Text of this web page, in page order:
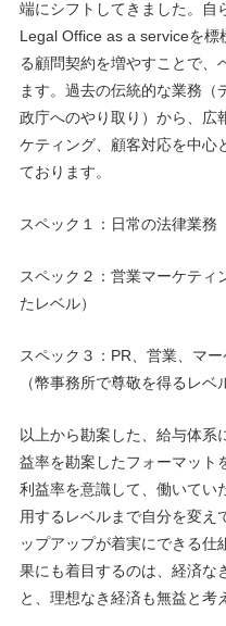
端にシフトしてきました。自
Legal Office as a serviceを標
る顧問契約を増やすことで、
ます。過去の伝統的な業務
政庁へのやり取り）から、広
ケティング、顧客対応を中心
ております。
スペック１：日常の法律業務
スペック２：営業マーケティ
たレベル）
スペック３：PR、営業、マ
（幣事務所で尊敬を得るレベ
以上から勘案した、給与体系
益率を勘案したフォーマット
利益率を意識して、働いてい
用するレベルまで自分を変え
ップアップが着実にできる仕
果にも着目するのは、経済な
と、理想なき経済も無益と考